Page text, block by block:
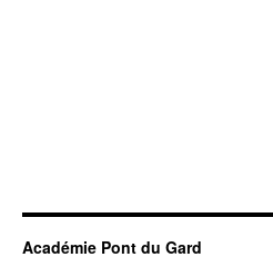
Académie Pont du Gard